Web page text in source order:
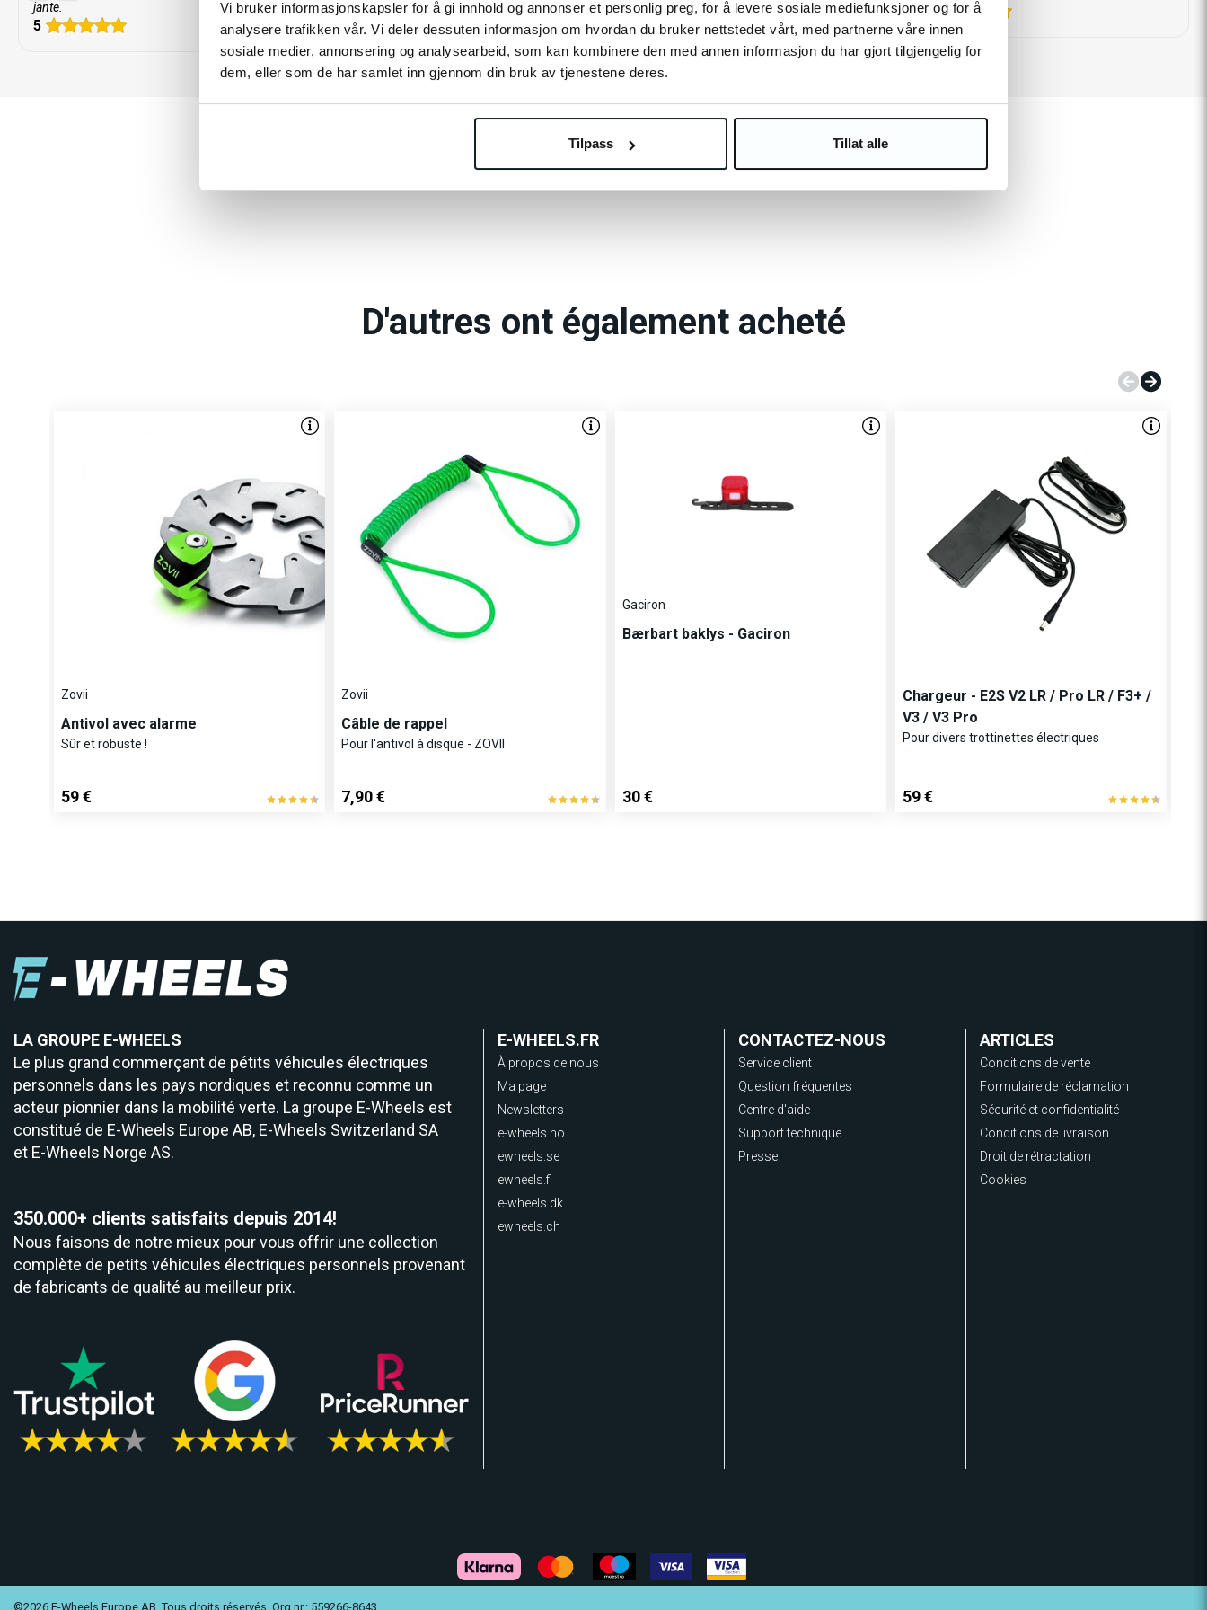
Vi bruker informasjonskapsler for å gi innhold og annonser et personlig preg, for å levere sosiale mediefunksjoner og for å
analysere trafikken vår. Vi deler dessuten informasjon om hvordan du bruker nettstedet vårt, med partnerne våre innen
sosiale medier, annonsering og analysearbeid, som kan kombinere den med annen informasjon du har gjort tilgjengelig for
dem, eller som de har samlet inn gjennom din bruk av tjenestene deres.
Tilpass Tillat alle
jante.
5
jante.
5
5 5
Les autres clients ont aussi acheté
D'autres ont également acheté
Zovii
Antivol avec alarme
Sûr et robuste !
59 €
Zovii
Câble de rappel
Pour l'antivol à disque - ZOVII
7,90 €
Gaciron
Bærbart baklys - Gaciron
30 €
Chargeur - E2S V2 LR / Pro LR / F3+ /
V3 / V3 Pro
Pour divers trottinettes électriques
59 €
LA GROUPE E-WHEELS
Le plus grand commerçant de pétits véhicules électriques
personnels dans les pays nordiques et reconnu comme un
acteur pionnier dans la mobilité verte. La groupe E-Wheels est
constitué de E-Wheels Europe AB, E­-Wheels Switzerland SA
et E-Wheels Norge AS.
350.000+ clients satisfaits depuis 2014!
Nous faisons de notre mieux pour vous offrir une collection
complète de petits véhicules électriques personnels provenant
de fabricants de qualité au meilleur prix.
E-WHEELS.FR
À propos de nous
Ma page
Newsletters
e-wheels.no
ewheels.se
ewheels.fi
e-wheels.dk
ewheels.ch
CONTACTEZ-NOUS
Service client
Question fréquentes
Centre d'aide
Support technique
Presse
ARTICLES
Conditions de vente
Formulaire de réclamation
Sécurité et confidentialité
Conditions de livraison
Droit de rétractation
Cookies
©2026 E-Wheels Europe AB. Tous droits réservés. Org nr.: 559266-8643